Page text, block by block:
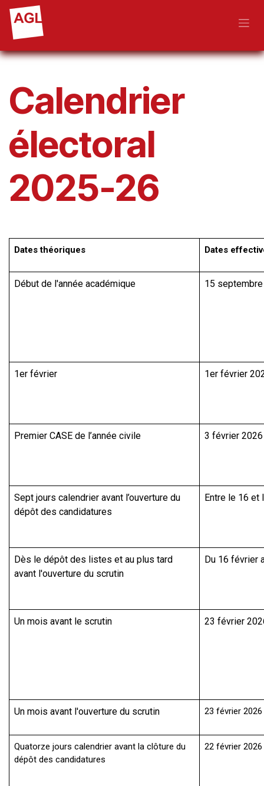
Skip to Content
Calendrier
électoral
2025-26
Dates théoriques Dates
Début de l'année académique 15
1er février 1er février
Premier CASE de l’année civile 3 février 2026
Sept jours calendrier avant l’ouverture du
dépôt des candidatures
Entre le 16 et
Dès le dépôt des listes et au plus tard
avant l'ouverture du scrutin
Du 16 février
Un mois avant le scrutin 23 février
Un mois avant l'ouverture du scrutin 23 février 2026
Quatorze jours calendrier avant la clôture du
dépôt des candidatures
22 février 2026